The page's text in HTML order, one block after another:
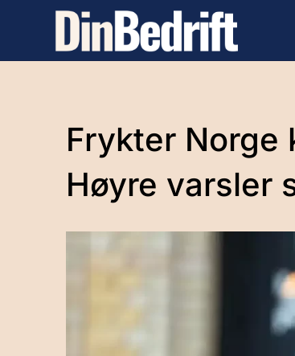
Frykter Norge
Høyre varsler